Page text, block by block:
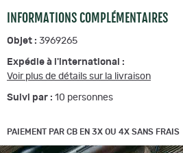
INFORMATIONS COMPLÉMENTAIRES
Objet : 3969265
Expédie à l'international :
Voir plus de détails sur la livraison
Suivi par : 10 personnes
PAIEMENT PAR CB EN 3X OU 4X SANS FRAIS